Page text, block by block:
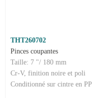
THT260702
Pinces coupantes
Taille: 7 "/ 180 mm
Cr-V, finition noire et poli
Conditionné sur cintre en PP